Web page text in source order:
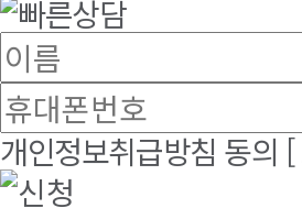
개인정보취급방침 동의